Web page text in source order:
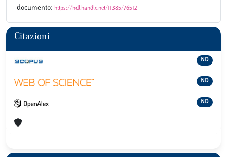
documento: https://hdl.handle.net/11385/76512
Citazioni
ND
ND
ND